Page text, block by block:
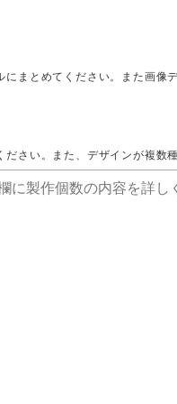
まとめてください。また画像
さい。また、デザインが複数